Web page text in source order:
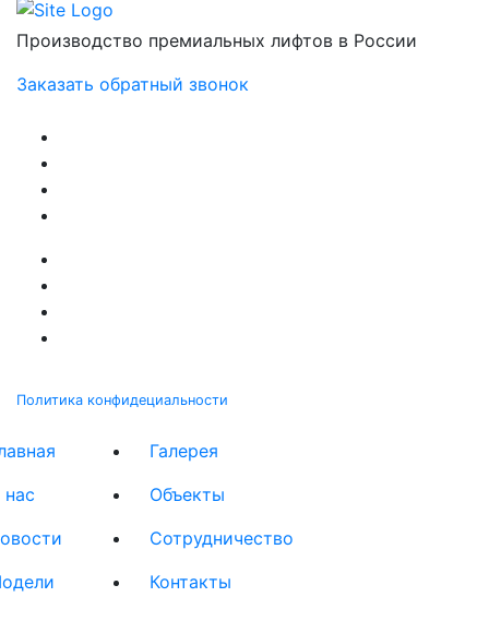
Производство премиальных лифтов в России
Заказать обратный звонок
Политика конфидециальности
Галерея
Объекты
Сотрудничество
Контакты